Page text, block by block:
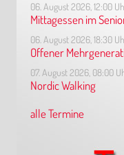
06. August 2026, 12:00
Mittagessen im
06. August 2026, 18:30
Offener
07. August 2026, 08:00
Nordic Walking
alle Termine